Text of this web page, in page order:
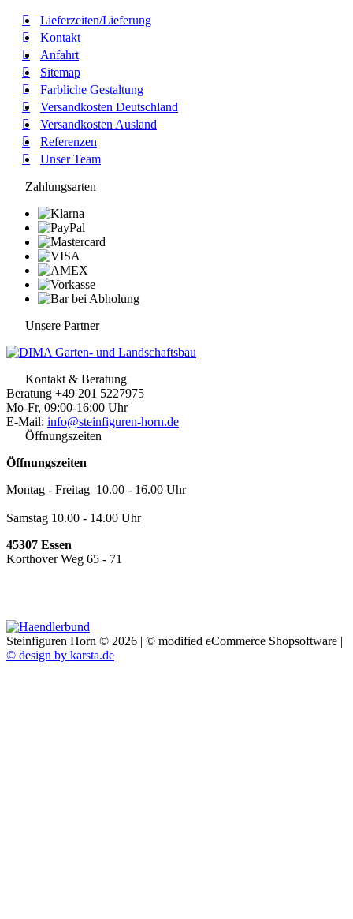
Lieferzeiten/Lieferung
Kontakt
Anfahrt
Sitemap
Farbliche Gestaltung
Versandkosten Deutschland
Versandkosten Ausland
Referenzen
Unser Team
Zahlungsarten
Unsere Partner
Kontakt & Beratung
Beratung +49 201 5227975
Mo-Fr, 09:00-16:00 Uhr
E-Mail: info@steinfiguren-horn.de
Öffnungszeiten
Öffnungszeiten
Montag - Freitag 10.00 - 16.00 Uhr
Samstag 10.00 - 14.00 Uhr
45307 Essen
Korthover Weg 65 - 71
Steinfiguren Horn © 2026 | © modified eCommerce Shopsoftware |
© design by karsta.de